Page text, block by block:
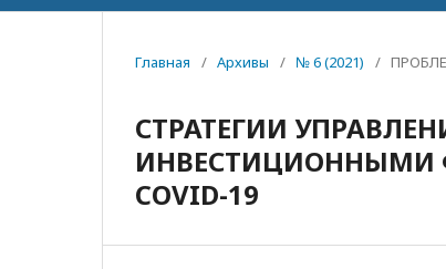
Главная / Архивы / № 6 (2021) /
СТРАТЕГИИ
ИНВЕСТИЦИОННЫМИ
COVID-19